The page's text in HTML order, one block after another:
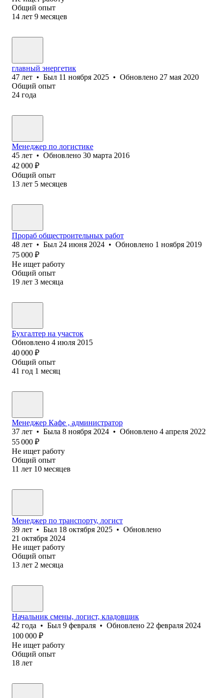
Общий опыт
14 лет 9 месяцев
главный энергетик
47 лет • Был 11 ноября 2025 • Обновлено 27 мая 2020
Общий опыт
24 года
Менеджер по логистике
45 лет • Обновлено 30 марта 2016
42 000 ₽
Общий опыт
13 лет 5 месяцев
Прораб общестроительных работ
48 лет • Был 24 июня 2024 • Обновлено 1 ноября 2019
75 000 ₽
Не ищет работу
Общий опыт
19 лет 3 месяца
Бухгалтер на участок
Обновлено 4 июля 2015
40 000 ₽
Общий опыт
41 год 1 месяц
Менеджер Кафе , администратор
37 лет • Была 8 ноября 2024 • Обновлено 4 апреля 2022
55 000 ₽
Не ищет работу
Общий опыт
11 лет 10 месяцев
Менеджер по транспорту, логист
39 лет • Был 18 октября 2025 • Обновлено
21 октября 2024
Не ищет работу
Общий опыт
13 лет 2 месяца
Начальник смены, логист, кладовщик
42 года • Был 9 февраля • Обновлено 22 февраля 2024
100 000 ₽
Не ищет работу
Общий опыт
18 лет